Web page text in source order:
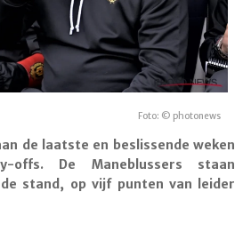
Foto: © photonews
de laatste en beslissende weken
offs. De Maneblussers staan
stand, op vijf punten van leider